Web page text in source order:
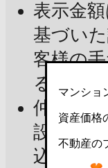
表示金
基づい
客様の
るもの
仲介手
設定さ
込）で
マンショ
資産価格
不動産の